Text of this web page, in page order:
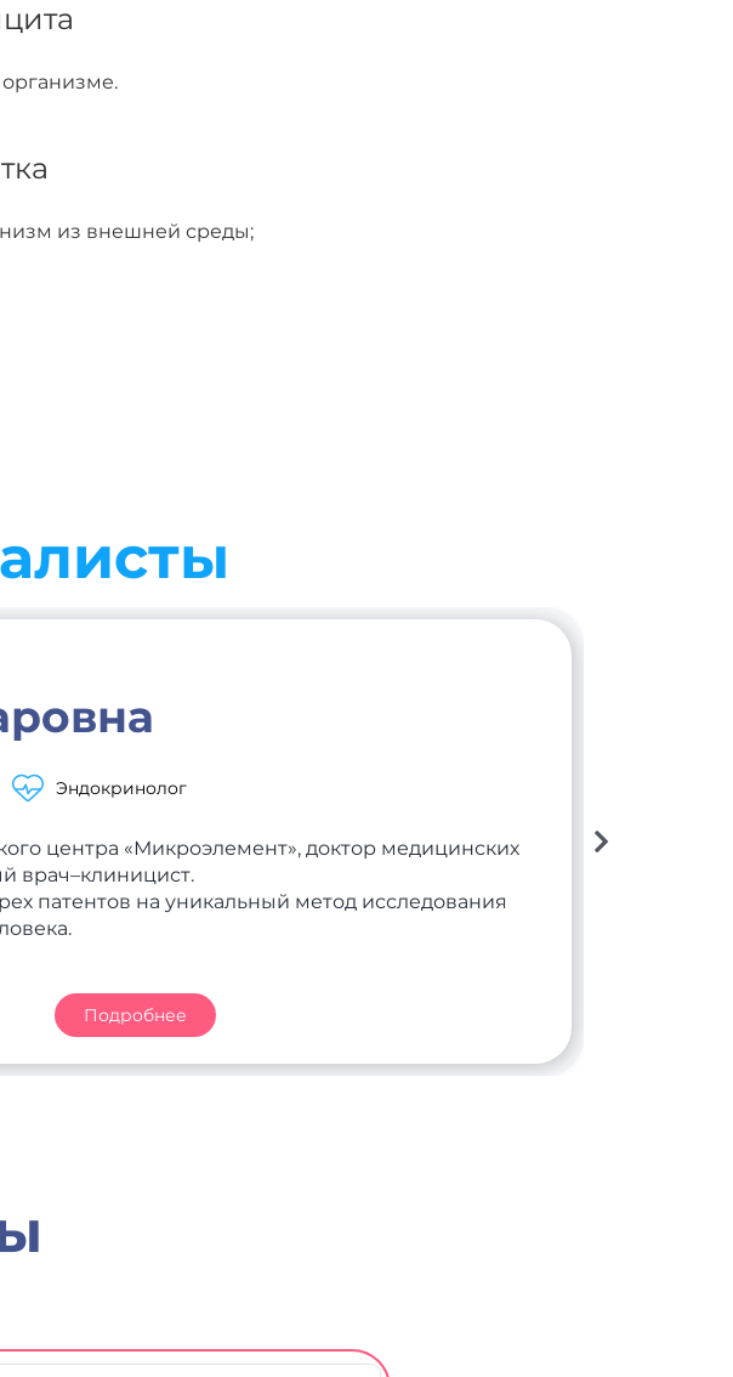
из внешней среды;
Эндокринолог
центра «Микроэлемент», доктор медицинских
врач–клиницист.
патентов на уникальный метод исследования
Подробнее